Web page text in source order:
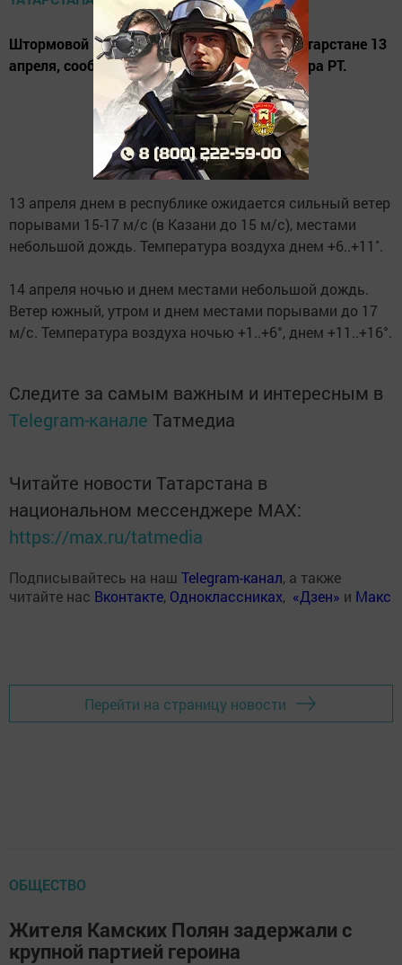
Штормовой ветер и дождь ожидаются в Татарстане 13
апреля, сообщается на сайте Гидрометцентра РТ.
13 апреля днем в республике ожидается сильный ветер
порывами 15-17 м/с (в Казани до 15 м/с), местами
небольшой дождь. Температура воздуха днем +6..+11˚.
14 апреля ночью и днем местами небольшой дождь.
Ветер южный, утром и днем местами порывами до 17
м/с. Температура воздуха ночью +1..+6°, днем +11..+16°.
Следите за самым важным и интересным в
Telegram-канале Татмедиа
Читайте новости Татарстана в
национальном мессенджере MАХ:
https://max.ru/tatmedia
Подписывайтесь на наш Telegram-канал, а также
читайте нас Вконтакте, Одноклассниках, «Дзен» и Макс
Перейти на страницу новости
ОБЩЕСТВО
Жителя Камских Полян задержали с
крупной партией героина